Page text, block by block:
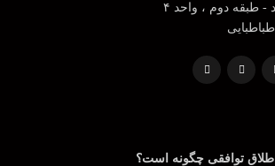
- طبقه دوم ، واحد ۴
طلاق توافقی چگونه است؟